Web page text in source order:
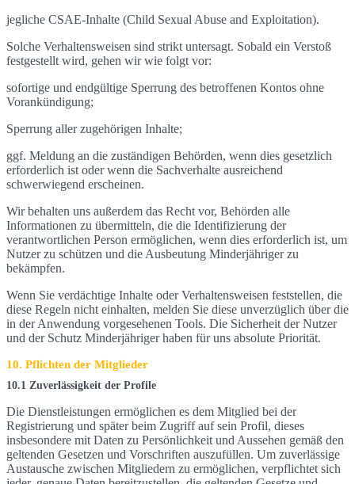
jegliche CSAE-Inhalte (Child Sexual Abuse and Exploitation).
Solche Verhaltensweisen sind strikt untersagt. Sobald ein Verstoß
festgestellt wird, gehen wir wie folgt vor:
sofortige und endgültige Sperrung des betroffenen Kontos ohne
Vorankündigung;
Sperrung aller zugehörigen Inhalte;
ggf. Meldung an die zuständigen Behörden, wenn dies gesetzlich
erforderlich ist oder wenn die Sachverhalte ausreichend
schwerwiegend erscheinen.
Wir behalten uns außerdem das Recht vor, Behörden alle
Informationen zu übermitteln, die die Identifizierung der
verantwortlichen Person ermöglichen, wenn dies erforderlich ist, um
Nutzer zu schützen und die Ausbeutung Minderjähriger zu
bekämpfen.
Wenn Sie verdächtige Inhalte oder Verhaltensweisen feststellen, die
diese Regeln nicht einhalten, melden Sie diese unverzüglich über die
in der Anwendung vorgesehenen Tools. Die Sicherheit der Nutzer
und der Schutz Minderjähriger haben für uns absolute Priorität.
10. Pflichten der Mitglieder
10.1 Zuverlässigkeit der Profile
Die Dienstleistungen ermöglichen es dem Mitglied bei der
Registrierung und später beim Zugriff auf sein Profil, dieses
insbesondere mit Daten zu Persönlichkeit und Aussehen gemäß den
geltenden Gesetzen und Vorschriften auszufüllen. Um zuverlässige
Austausche zwischen Mitgliedern zu ermöglichen, verpflichtet sich